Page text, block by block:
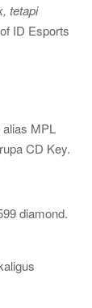
tetapi
ID Esports
alias MPL
CD Key.
diamond.